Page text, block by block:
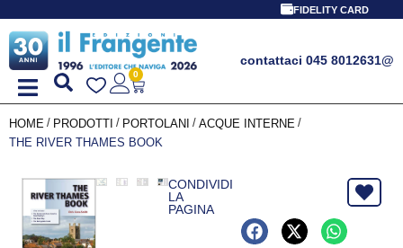
FIDELITY CARD
contattaci 045 8012631@
0
HOME / PRODOTTI / PORTOLANI / ACQUE INTERNE /
THE RIVER THAMES BOOK
CONDIVIDI
LA
PAGINA